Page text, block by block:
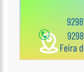
594 DOSES
18:13 402 MIL CASOS